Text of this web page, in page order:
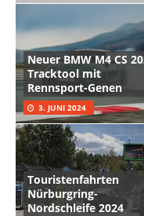
Neuer BMW M4 CS
Tracktool mit
Rennsport-Genen
3. JUNI 2024
Touristenfahrten
Nürburgring-
Nordschleife 2024